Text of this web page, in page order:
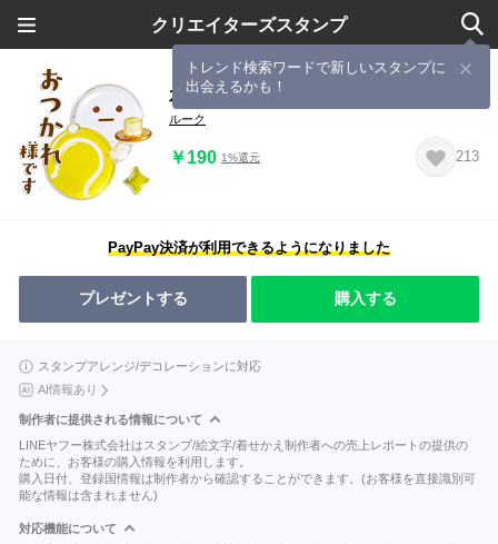
クリエイターズスタンプ
トレンド検索ワードで新しいスタンプに
出会えるかも！
水だいふくまる✨キラキラ♬テニス
ルーク
￥190 1%還元 213
PayPay決済が利用できるようになりました
プレゼントする 購入する
スタンプアレンジ/デコレーションに対応
AI情報あり
制作者に提供される情報について
LINEヤフー株式会社はスタンプ/絵文字/着せかえ制作者への売上レポートの提供の
ために、お客様の購入情報を利用します。
購入日付、登録国情報は制作者から確認することができます。(お客様を直接識別可
能な情報は含まれません)
対応機能について